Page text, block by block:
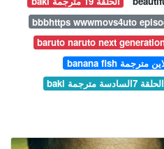
baki الحلقة 7السادسة مترجمة